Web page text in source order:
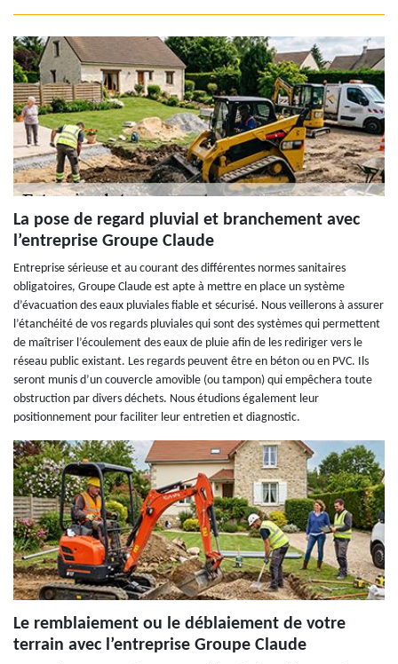
La pose de regard pluvial et branchement avec
l’entreprise Groupe Claude
Entreprise sérieuse et au courant des différentes normes sanitaires
obligatoires, Groupe Claude est apte à mettre en place un système
d’évacuation des eaux pluviales fiable et sécurisé. Nous veillerons à assurer
l’étanchéité de vos regards pluviales qui sont des systèmes qui permettent
de maîtriser l’écoulement des eaux de pluie afin de les rediriger vers le
réseau public existant. Les regards peuvent être en béton ou en PVC. Ils
seront munis d’un couvercle amovible (ou tampon) qui empêchera toute
obstruction par divers déchets. Nous étudions également leur
positionnement pour faciliter leur entretien et diagnostic.
Le remblaiement ou le déblaiement de votre
terrain avec l’entreprise Groupe Claude